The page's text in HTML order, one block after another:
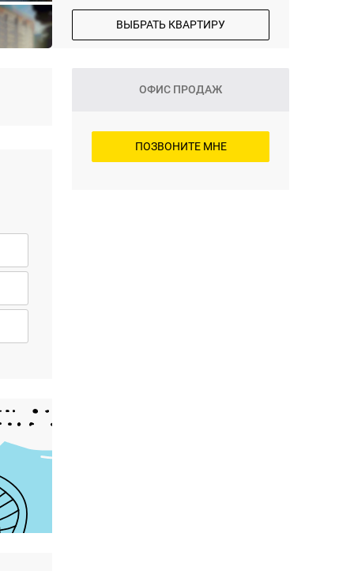
ВЫБРАТЬ КВАРТИРУ
ОФИС ПРОДАЖ
ПОЗВОНИТЕ МНЕ